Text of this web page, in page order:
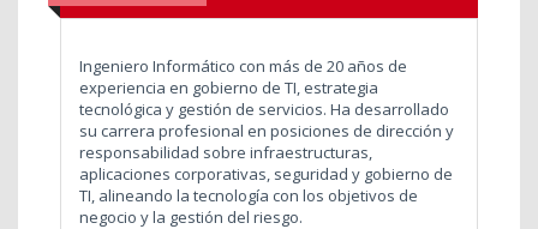
Ingeniero Informático con más de 20 años de
experiencia en gobierno de TI, estrategia
tecnológica y gestión de servicios. Ha desarrollado
su carrera profesional en posiciones de dirección y
responsabilidad sobre infraestructuras,
aplicaciones corporativas, seguridad y gobierno de
TI, alineando la tecnología con los objetivos de
negocio y la gestión del riesgo.